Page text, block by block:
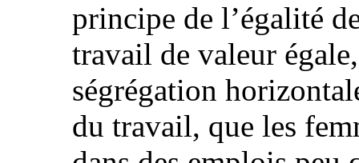
principe de l’égalité
travail de valeur
ségrégation
du travail, que les